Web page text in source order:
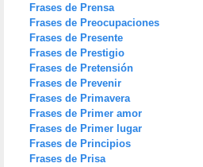
Frases de Prensa
Frases de Preocupaciones
Frases de Presente
Frases de Prestigio
Frases de Pretensión
Frases de Prevenir
Frases de Primavera
Frases de Primer amor
Frases de Primer lugar
Frases de Principios
Frases de Prisa